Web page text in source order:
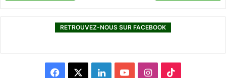
RETROUVEZ-NOUS SUR FACEBOOK
L
I